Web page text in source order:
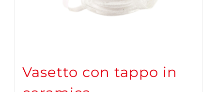
Vasetto con tappo in